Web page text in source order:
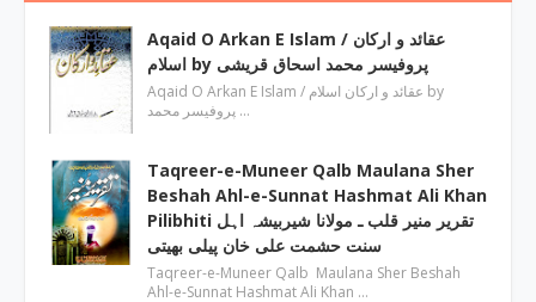
Aqaid O Arkan E Islam / عقائد و ارکان
اسلام by پروفیسر محمد اسحاق قریشی
Aqaid O Arkan E Islam / عقائد و ارکان اسلام by
پروفیسر محمد …
Taqreer-e-Muneer Qalb Maulana Sher
Beshah Ahl-e-Sunnat Hashmat Ali Khan
Pilibhiti تقریر منیر قلب ـ مولانا شیربیشہ اہل
سنت حشمت علی خان پیلی بھیتی
Taqreer-e-Muneer Qalb Maulana Sher Beshah
Ahl-e-Sunnat Hashmat Ali Khan …